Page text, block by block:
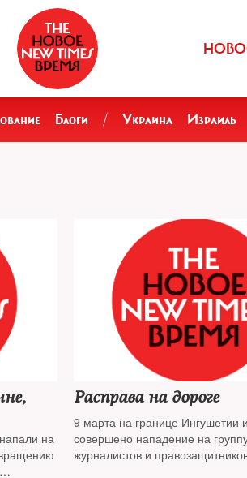
Блоги / Украина Израиль
на
Расправа на дороге
9 марта на границе Ингушетии
совершено нападение на
журналистов и